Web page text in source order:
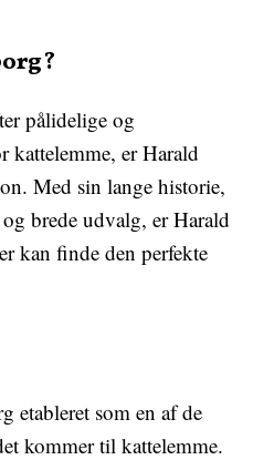
pålidelige og
kattelemme, er Harald
Med sin lange historie,
brede udvalg, er Harald
kan finde den perfekte
etableret som en af de
kommer til kattelemme.